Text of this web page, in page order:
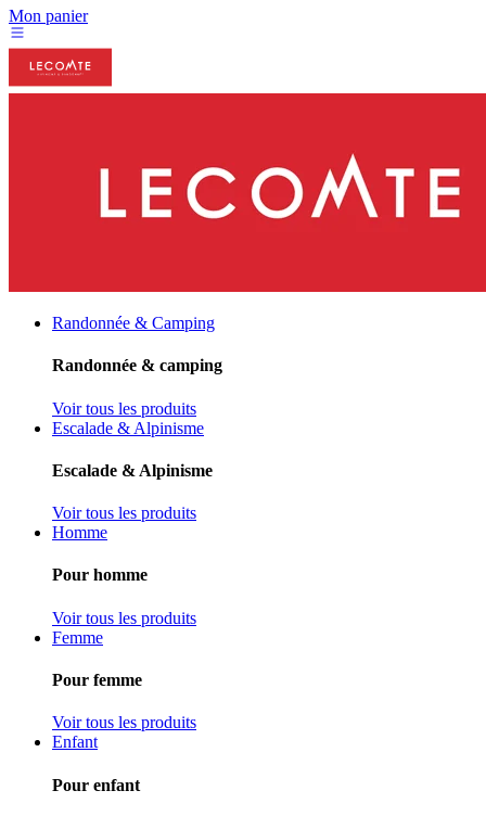
Mon panier
Randonnée & Camping
Randonnée & camping
Voir tous les produits
Escalade & Alpinisme
Escalade & Alpinisme
Voir tous les produits
Homme
Pour homme
Voir tous les produits
Femme
Pour femme
Voir tous les produits
Enfant
Pour enfant